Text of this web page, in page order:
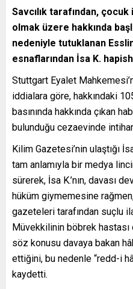
Savcılık tarafından,
olmak üzere hakkında
nedeniyle tutuklanan
esnaflarından İsa K.
Stuttgart Eyalet
iddialara göre, hakkındaki
basınında hakkında çıkan
bulunduğu cezaevinde
Kilim Gazetesi’nin ulaştığı
tam anlamıyla bir medya
sürerek, İsa K.’nın, davası
hüküm giymemesine
gazeteleri tarafından suçlu
Müvekkilinin böbrek
söz konusu davaya bakan
ettiğini, bu nedenle “redd-i
kaydetti.